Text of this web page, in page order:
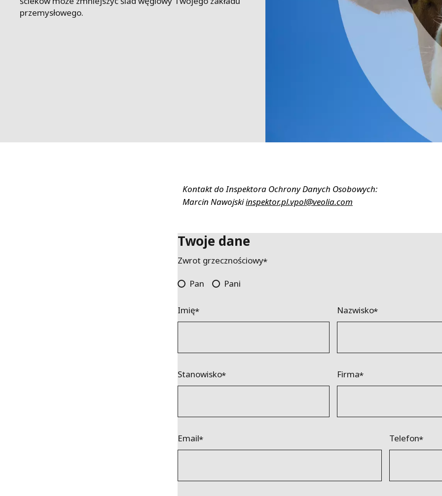
WESTGARTH
przemysłowego.
Kontakt do Inspektora Ochrony Danych Osobowych:
Marcin Nawojskiinspektor.pl.vpol@veolia.com
Twoje dane
Zwrot grzecznościowy
Pan Pani
Imię Nazwisko
Stanowisko Firma
Email Telefon